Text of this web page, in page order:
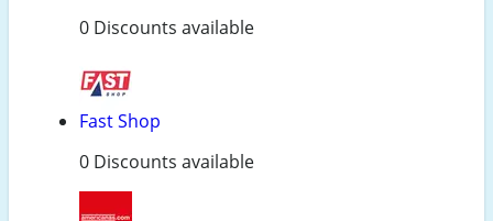
0 Discounts available
Fast Shop
0 Discounts available